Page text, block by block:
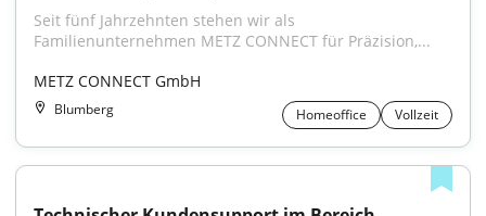
Seit fünf Jahrzehnten stehen wir als
Familienunternehmen METZ CONNECT für Präzision,...
METZ CONNECT GmbH
Blumberg Homeoffice Vollzeit